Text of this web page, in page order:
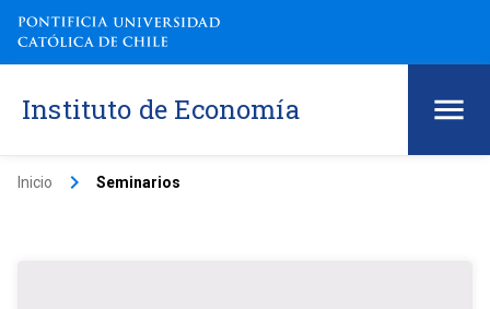
Instituto de Economía
Inicio keyboard_arrow_right Seminarios